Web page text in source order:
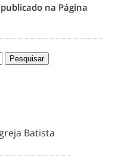
na Página
Batista